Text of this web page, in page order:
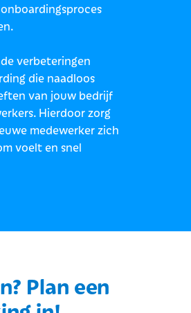
verbeteringen
die naadloos
van jouw bedrijf
Hierdoor zorg
medewerker zich
voelt en snel
Plan een